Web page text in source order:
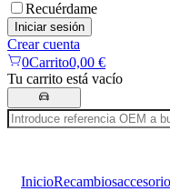
Recuérdame
Iniciar sesión
Crear cuenta
0Carrito0,00 €
Tu carrito está vacío
InicioRecambios